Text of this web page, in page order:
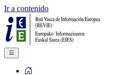
Ir a contenido